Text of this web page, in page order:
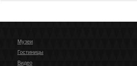
Музеи
Гостиницы
Видео